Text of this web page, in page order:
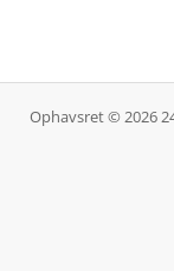
Ophavsret © 2026